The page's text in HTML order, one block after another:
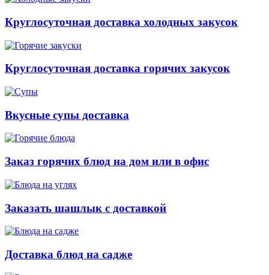
Круглосуточная доставка холодных закусок
Круглосуточная доставка горячих закусок
Вкусные супы доставка
Заказ горячих блюд на дом или в офис
Заказать шашлык с доставкой
Доставка блюд на садже